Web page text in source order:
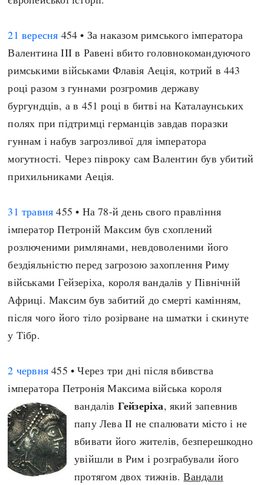
21 вересня 454 • За наказом римського імператора
Валентина III в Равені вбито головнокомандуючого
римськими військами Флавія Аеція, котрий в 443
році разом з гуннами розгромив державу
бургундців, а в 451 році в битві на Каталаунських
полях при підтримці германців завдав поразки
гуннам і набув загрозливої для імператора
могутності. Через півроку сам Валентин був убитий
прихильниками Аеція.
31 травня 455 • На 78-й день свого правління
імператор Петроній Максим був схоплений
розлюченими римлянами, невдоволеними його
бездіяльністю перед загрозою захоплення Риму
військами Гейзеріха, короля вандалів у Північній
Африці. Максим був забитий до смерті камінням,
після чого його тіло розірване на шматки і скинуте
у Тібр.
2 червня 455 • Через три дні після вбивства
імператора Петронія Максима війська короля
вандалів Гейзеріха, який запевнив
папу Лева II не спалювати місто і не
вбивати його жителів, безперешкодно
увійшли в Рим і розграбували його
протягом двох тижнів.Вандали